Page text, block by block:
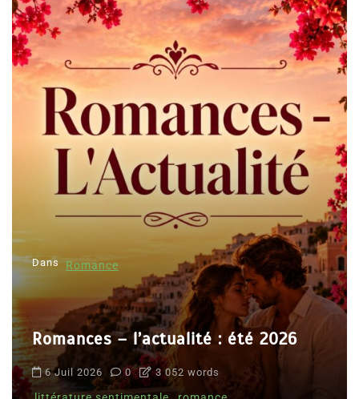
Dans Romance
Romances – l’actualité : été 2026
6 Juil 2026 0 3 052 words